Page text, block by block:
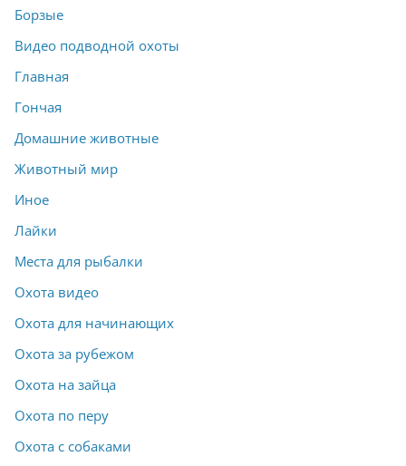
Борзые
Видео подводной охоты
Главная
Гончая
Домашние животные
Животный мир
Иное
Лайки
Места для рыбалки
Охота видео
Охота для начинающих
Охота за рубежом
Охота на зайца
Охота по перу
Охота с собаками